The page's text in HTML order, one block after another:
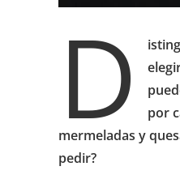
D
por
mermeladas y
pedir?